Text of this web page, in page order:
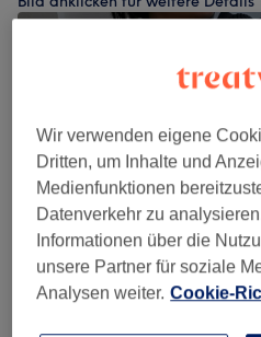
Wir verwenden eigene
Dritten, um Inhalte und
Medienfunktionen
Datenverkehr zu
Informationen über die
unsere Partner für soziale
Analysen weiter. Cookie-